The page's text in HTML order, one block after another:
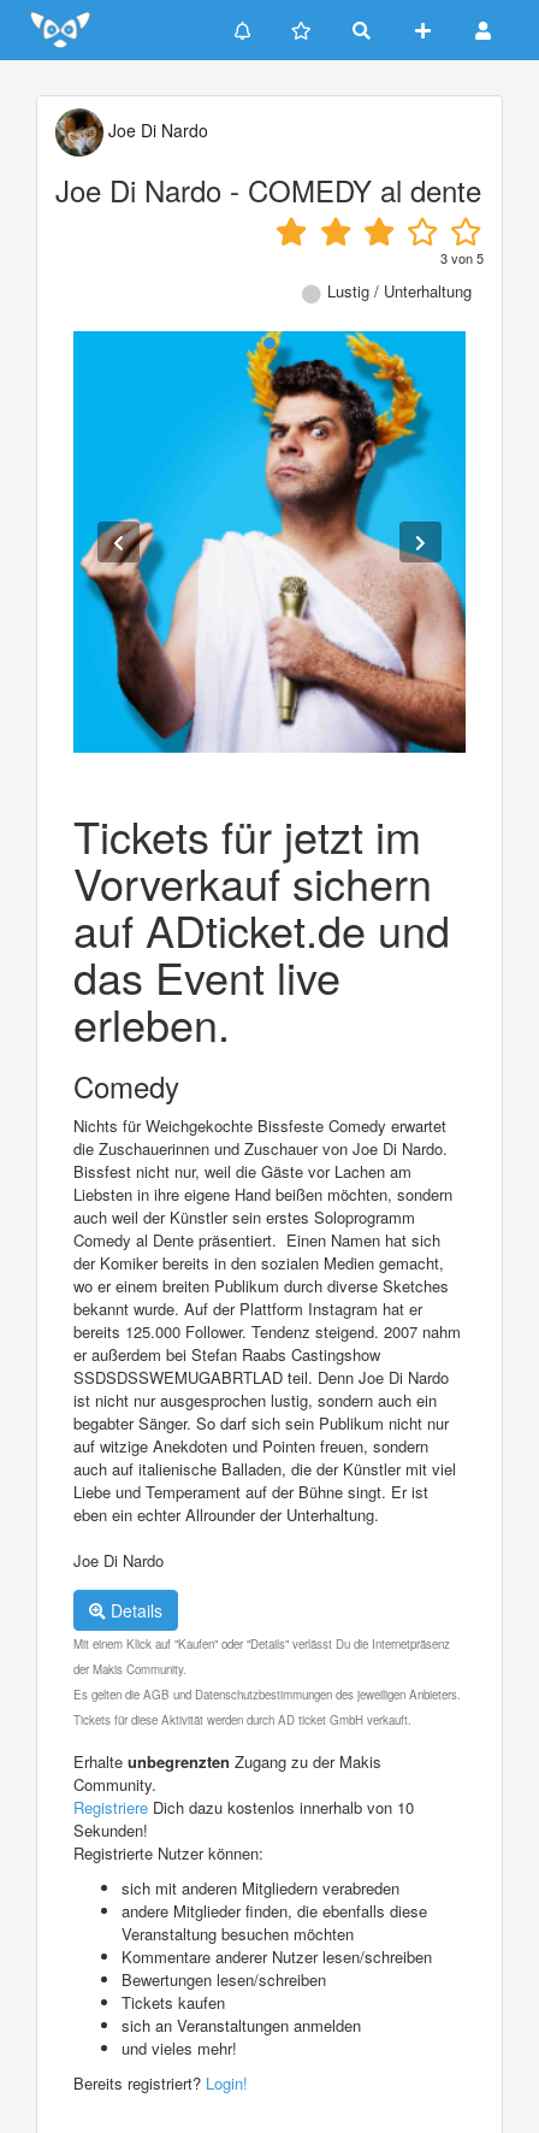
Update cookies preferences
Joe Di Nardo
Joe Di Nardo - COMEDY al dente
3von5
Lustig / Unterhaltung
Tickets für jetzt im
Vorverkauf sichern
auf ADticket.de und
das Event live
erleben.
Comedy
Nichts für Weichgekochte Bissfeste Comedy erwartet
die Zuschauerinnen und Zuschauer von Joe Di Nardo.
Bissfest nicht nur, weil die Gäste vor Lachen am
Liebsten in ihre eigene Hand beißen möchten, sondern
auch weil der Künstler sein erstes Soloprogramm
Comedy al Dente präsentiert. Einen Namen hat sich
der Komiker bereits in den sozialen Medien gemacht,
wo er einem breiten Publikum durch diverse Sketches
bekannt wurde. Auf der Plattform Instagram hat er
bereits 125.000 Follower. Tendenz steigend. 2007 nahm
er außerdem bei Stefan Raabs Castingshow
SSDSDSSWEMUGABRTLAD teil. Denn Joe Di Nardo
ist nicht nur ausgesprochen lustig, sondern auch ein
begabter Sänger. So darf sich sein Publikum nicht nur
auf witzige Anekdoten und Pointen freuen, sondern
auch auf italienische Balladen, die der Künstler mit viel
Liebe und Temperament auf der Bühne singt. Er ist
eben ein echter Allrounder der Unterhaltung.
Joe Di Nardo
Details
Mit einem Klick auf "Kaufen" oder "Details" verlässt Du die Internetpräsenz
der Makis Community.
Es gelten die AGB und Datenschutzbestimmungen des jeweiligen Anbieters.
Tickets für diese Aktivität werden durch AD ticket GmbH verkauft.
Erhalte unbegrenzten Zugang zu der Makis
Community.
Registriere Dich dazu kostenlos innerhalb von 10
Sekunden!
Registrierte Nutzer können:
sich mit anderen Mitgliedern verabreden
andere Mitglieder finden, die ebenfalls diese
Veranstaltung besuchen möchten
Kommentare anderer Nutzer lesen/schreiben
Bewertungen lesen/schreiben
Tickets kaufen
sich an Veranstaltungen anmelden
und vieles mehr!
Bereits registriert? Login!